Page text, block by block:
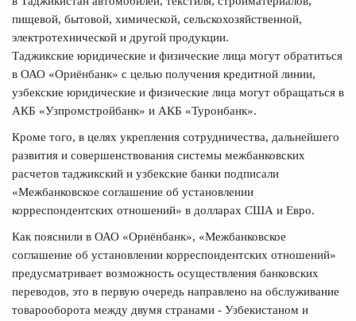
пищевой, бытовой, химической, сельскохозяйственной,
электротехнической и другой продукции.
Таджикские юридические и физические лица могут обратиться
в ОАО «Ориёнбанк» с целью получения кредитной линии,
узбекские юридические и физические лица могут обращаться в
АКБ «Узпромстройбанк» и АКБ «Туронбанк».
Кроме того, в целях укрепления сотрудничества, дальнейшего
развития и совершенствования системы межбанковских
расчетов таджикский и узбекские банки подписали
«Межбанковское соглашение об установлении
корреспондентских отношений» в долларах США и Евро.
Как пояснили в ОАО «Ориёнбанк», «Межбанковское
соглашение об установлении корреспондентских отношений»
предусматривает возможность осуществления банковских
переводов, это в первую очередь направлено на обслуживание
товарооборота между двумя странами - Узбекистаном и